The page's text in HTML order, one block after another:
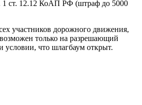
1 ст. 12.12 КоАП РФ (штраф до 5000
участников дорожного движения,
только на разрешающий
условии, что шлагбаум открыт.